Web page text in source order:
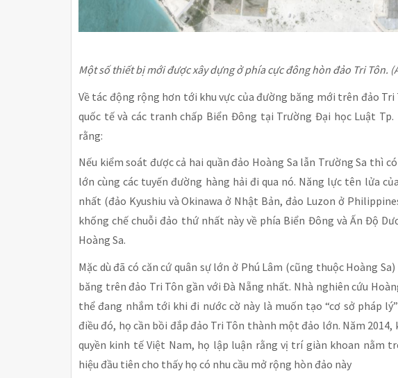
Một số thiết bị mới được xây dựng ở phía cực đông hòn đảo Tri Tôn.
Về tác động rộng hơn tới khu vực của đường băng mới trên đảo
quốc tế và các tranh chấp Biển Đông tại Trường Đại học Luật
rằng:
Nếu kiểm soát được cả hai quần đảo Hoàng Sa lẫn Trường Sa thì
lớn cùng các tuyến đường hàng hải đi qua nó. Năng lực tên lửa
nhất (đảo Kyushiu và Okinawa ở Nhật Bản, đảo Luzon ở
khống chế chuỗi đảo thứ nhất này về phía Biển Đông và Ấn Độ
Hoàng Sa.
Mặc dù đã có căn cứ quân sự lớn ở Phú Lâm (cũng thuộc Hoàng
băng trên đảo Tri Tôn gần với Đà Nẵng nhất. Nhà nghiên cứu
thể đang nhắm tới khi đi nước cờ này là muốn tạo “cơ sở pháp
điều đó, họ cần bồi đắp đảo Tri Tôn thành một đảo lớn. Năm 2014,
quyền kinh tế Việt Nam, họ lập luận rằng vị trí giàn khoan nằm
hiệu đầu tiên cho thấy họ có nhu cầu mở rộng hòn đảo này